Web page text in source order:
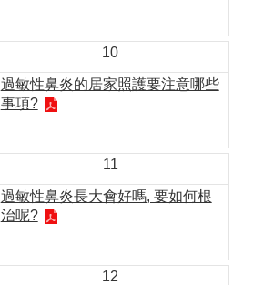
10
過敏性鼻炎的居家照護要注意哪些
事項?
11
過敏性鼻炎長大會好嗎, 要如何根
治呢?
12